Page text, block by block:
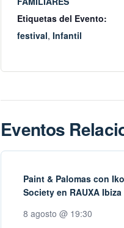
Etiquetas del Evento:
festival, Infantil
Eventos
Paint & Palomas con
Society en RAUXA Ibiza
8 agosto @ 19:30